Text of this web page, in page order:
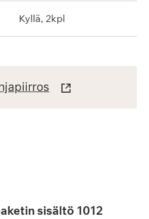
kyllä, 2kpl
sisältö 1012